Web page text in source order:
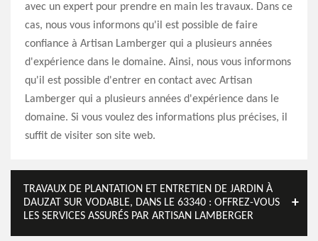
avec un expert pour prendre en main les travaux. Dans ce
cas, nous vous informons qu'il est possible de faire
confiance à Artisan Lamberger qui a plusieurs années
d'expérience dans le domaine. Ainsi, nous vous informons
qu'il est possible d'entrer en contact avec Artisan
Lamberger qui a plusieurs années d'expérience dans le
domaine. Si vous voulez des informations plus précises, il
suffit de visiter son site web.
TRAVAUX DE PLANTATION ET ENTRETIEN DE JARDIN À
DAUZAT SUR VODABLE, DANS LE 63340 : OFFREZ-VOUS
LES SERVICES ASSURÉS PAR ARTISAN LAMBERGER